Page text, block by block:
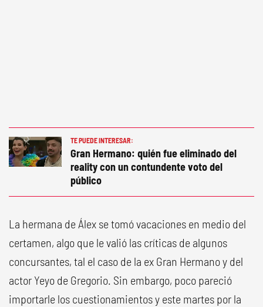
TE PUEDE INTERESAR:
Gran Hermano: quién fue eliminado del
reality con un contundente voto del
público
La hermana de Álex se tomó vacaciones en medio del
certamen, algo que le valió las críticas de algunos
concursantes, tal el caso de la ex Gran Hermano y del
actor Yeyo de Gregorio. Sin embargo, poco pareció
importarle los cuestionamientos y este martes por la